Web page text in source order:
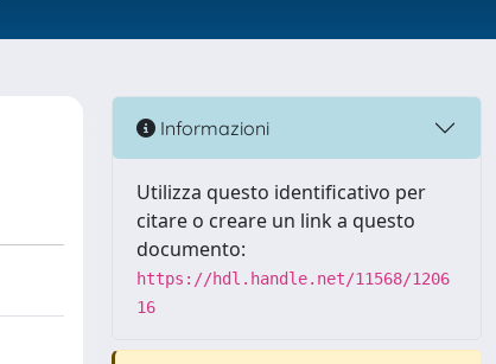
Informazioni
Utilizza questo identificativo per
citare o creare un link a questo
documento:
https://hdl.handle.net/11568/1206
16